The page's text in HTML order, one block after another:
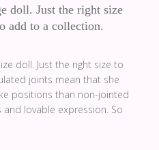
doll. Just the right size
add to a collection.
doll. Just the right size to
joints mean that she
positions than non-jointed
and lovable expression. So